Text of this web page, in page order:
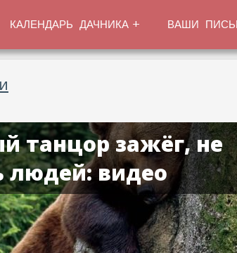
КАЛЕНДАРЬ ДАЧНИКА ВАШИ
танцор зажёг, не
людей: видео